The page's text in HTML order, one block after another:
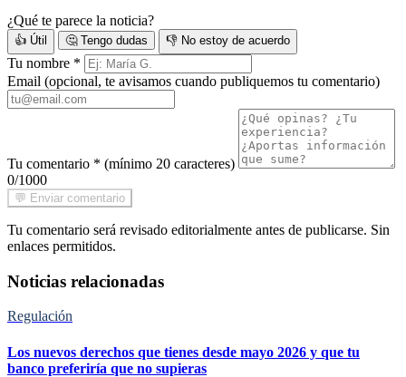
¿Qué te parece la noticia?
👍 Útil 🤔 Tengo dudas 👎 No estoy de acuerdo
Tu nombre *
Email (opcional, te avisamos cuando publiquemos tu comentario)
Tu comentario * (mínimo 20 caracteres)
0/1000
💬 Enviar comentario
Tu comentario será revisado editorialmente antes de publicarse. Sin
enlaces permitidos.
Noticias relacionadas
Regulación
Los nuevos derechos que tienes desde mayo 2026 y que tu
banco preferiría que no supieras